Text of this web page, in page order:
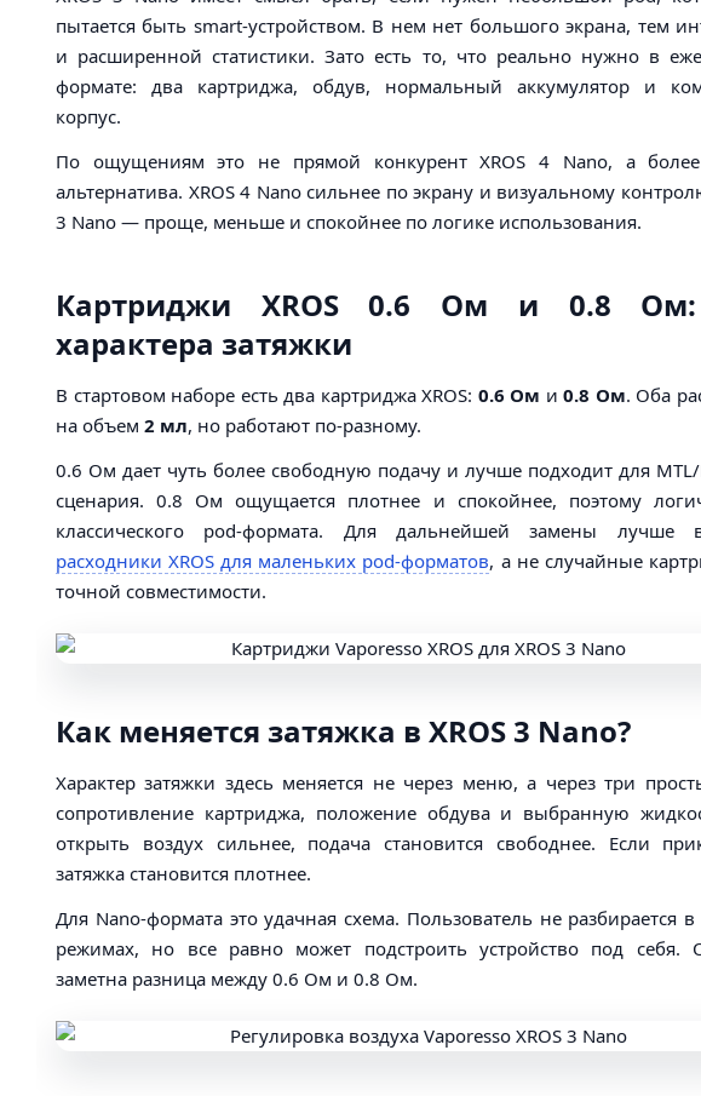
пытается быть smart-устройством. В нем нет большого экрана, тем
и расширенной статистики. Зато есть то, что реально нужно в
формате: два картриджа, обдув, нормальный аккумулятор и
корпус.
По ощущениям это не прямой конкурент XROS 4 Nano, а более
альтернатива. XROS 4 Nano сильнее по экрану и визуальному
3 Nano — проще, меньше и спокойнее по логике использования.
Картриджи XROS 0.6 Ом и 0.8
характера затяжки
В стартовом наборе есть два картриджа XROS: 0.6 Ом и0.8 Ом. Оба
на объем 2 мл, но работают по-разному.
0.6 Ом дает чуть более свободную подачу и лучше подходит для MTL/
сценария. 0.8 Ом ощущается плотнее и спокойнее, поэтому
классического pod-формата. Для дальнейшей замены лучше
расходники XROS для маленьких pod-форматов, а не случайные
точной совместимости.
Как меняется затяжка в XROS 3 Nano?
Характер затяжки здесь меняется не через меню, а через три
сопротивление картриджа, положение обдува и выбранную
открыть воздух сильнее, подача становится свободнее. Если
затяжка становится плотнее.
Для Nano-формата это удачная схема. Пользователь не разбирается
режимах, но все равно может подстроить устройство под себя.
заметна разница между 0.6 Ом и 0.8 Ом.